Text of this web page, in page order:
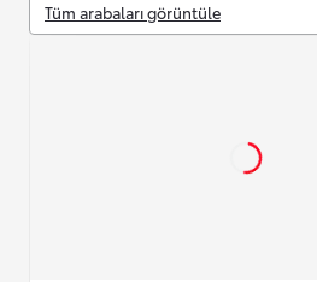
Tüm arabaları görüntüle